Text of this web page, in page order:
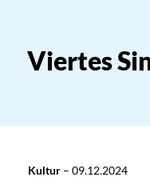
Viertes
Kultur– 09.12.2024